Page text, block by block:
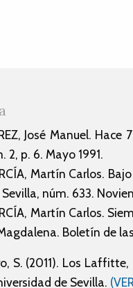
José Manuel.
2, p. 6. Mayo 1991.
Martín Carlos.
núm. 633.
Martín Carlos.
Boletín de
S. (2011). Los
de Sevilla.